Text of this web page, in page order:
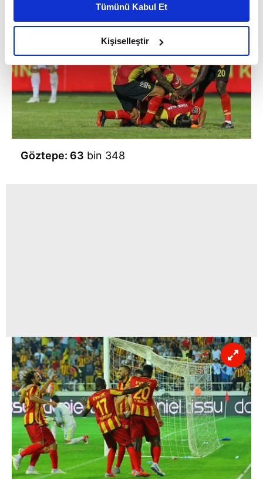
daha iyi reklam deneyimi yaşatabiliriz. Bunu yaparken
amacımızın size daha iyi bir reklam deneyimi sunmak
olduğunu ve sizlere en iyi içerikleri sunabilmek adına
elimizden gelen çabayı gösterdiğimizi ve bu noktada,
reklamların maliyetlerimizi karşılamak noktasında tek gelir
kalemimiz olduğunu sizlere hatırlatmak isteriz.
Her halükârda, kullanıcılar, bu çerezlere izin vermedikleri
takdirde, kullanıcılara hedefli reklamlar
gösterilmeyecektir."
için Ayarlar butonuna tıklayabilir,Çerez Bilgilendirme
Metnimiziziyaret edebilirsiniz.
6698 sayılı Kişisel Verilerin Korunması Kanunu uyarınca
hazırlanmış Aydınlatma Metnimizi okumak ve sitemizde
ilgili mevzuata uygun olarak kullanılan çerezlerle ilgili bilgi
almak için lütfentıklayınız.
Tümünü Kabul Et
Kişiselleştir
Göztepe: 63 bin 348